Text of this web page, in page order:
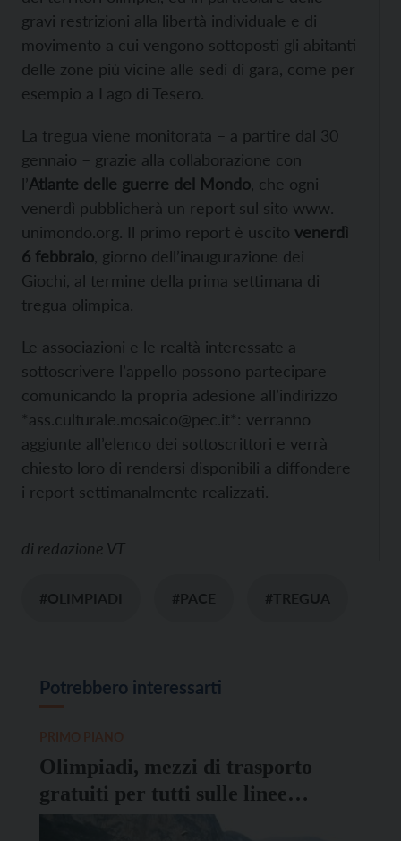
gravi restrizioni alla libertà individuale e di
movimento a cui vengono sottoposti gli abitanti
delle zone più vicine alle sedi di gara, come per
esempio a Lago di Tesero.
La tregua viene monitorata – a partire dal 30
gennaio – grazie alla collaborazione con
l’Atlante delle guerre del Mondo , che ogni
venerdì pubblicherà un report sul sito www.
unimondo.org. Il primo report è uscito venerdì
6 febbraio , giorno dell’inaugurazione dei
Giochi, al termine della prima settimana di
tregua olimpica.
Le associazioni e le realtà interessate a
sottoscrivere l’appello possono partecipare
comunicando la propria adesione all’indirizzo
*ass.culturale.mosaico@pec.it*: verranno
aggiunte all’elenco dei sottoscrittori e verrà
chiesto loro di rendersi disponibili a diffondere
i report settimanalmente realizzati.
di redazione VT
#OLIMPIADI #PACE #TREGUA
Potrebbero interessarti
Olimpiadi, mezzi di trasporto
gratuiti per tutti sulle linee
extraurbane delle valli di Fiemme